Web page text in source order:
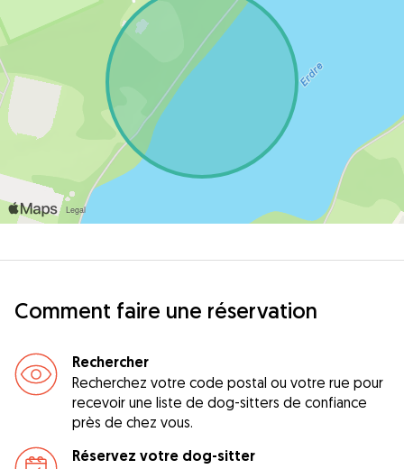
Comment faire une réservation
Rechercher
Recherchez votre code postal ou votre rue pour
recevoir une liste de dog-sitters de confiance
près de chez vous.
Réservez votre dog-sitter